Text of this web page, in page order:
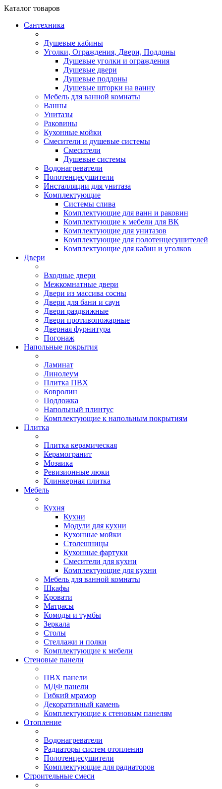
Каталог товаров
Сантехника
Душевые кабины
Уголки, Ограждения, Двери, Поддоны
Душевые уголки и ограждения
Душевые двери
Душевые поддоны
Душевые шторки на ванну
Мебель для ванной комнаты
Ванны
Унитазы
Раковины
Кухонные мойки
Смесители и душевые системы
Смесители
Душевые системы
Водонагреватели
Полотенцесушители
Инсталляции для унитаза
Комплектующие
Системы слива
Комплектующие для ванн и раковин
Комплектующие к мебели для ВК
Комплектующие для унитазов
Комплектующие для полотенцесушителей
Комплектующие для кабин и уголков
Двери
Входные двери
Межкомнатные двери
Двери из массива сосны
Двери для бани и саун
Двери раздвижные
Двери противопожарные
Дверная фурнитура
Погонаж
Напольные покрытия
Ламинат
Линолеум
Плитка ПВХ
Ковролин
Подложка
Напольный плинтус
Комплектующие к напольным покрытиям
Плитка
Плитка керамическая
Керамогранит
Мозаика
Ревизионные люки
Клинкерная плитка
Мебель
Кухня
Кухни
Модули для кухни
Кухонные мойки
Столешницы
Кухонные фартуки
Смесители для кухни
Комплектующие для кухни
Мебель для ванной комнаты
Шкафы
Кровати
Матрасы
Комоды и тумбы
Зеркала
Столы
Стеллажи и полки
Комплектующие к мебели
Стеновые панели
ПВХ панели
МДФ панели
Гибкий мрамор
Декоративный камень
Комплектующие к стеновым панелям
Отопление
Водонагреватели
Радиаторы систем отопления
Полотенцесушители
Комплектующие для радиаторов
Строительные смеси